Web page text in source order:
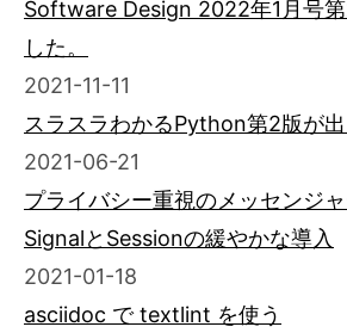
Software Design 2022年1月号
した。
2021-11-11
スラスラわかるPython第2版が
2021-06-21
プライバシー重視のメッセンジャ
SignalとSessionの緩やかな導入
2021-01-18
asciidoc で textlint を使う